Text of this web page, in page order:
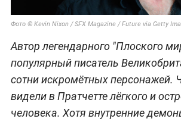
Фото © Kevin Nixon / SFX Magazine / Future via Getty
Автор легендарного "Плоского
популярный писатель
сотни искромётных персонажей.
видели в Пратчетте лёгкого и
человека. Хотя внутренние